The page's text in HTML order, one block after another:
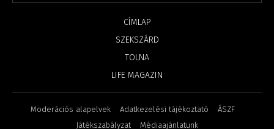
CÍMLAP
SZEKSZÁRD
TOLNA
LIFE MAGAZIN
Moderációs alapelvek Adatkezelési tájékoztató
ÁSZF
Játékszabályzat
Médiaajánlatunk